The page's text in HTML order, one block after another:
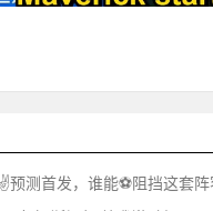
测首发，谁能⚽阻挡这套